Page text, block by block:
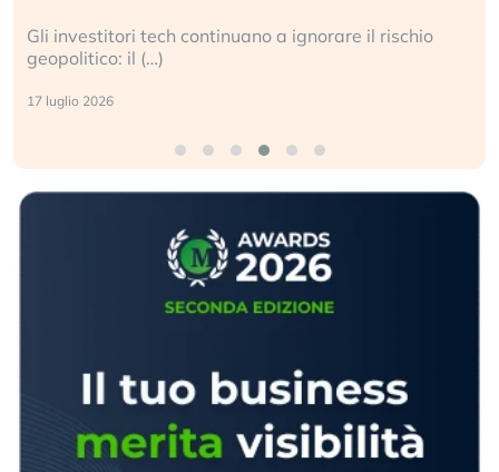
Le regole sulla trasparenza sembrano non valere per
i data center e le big (…)
9 luglio 2026